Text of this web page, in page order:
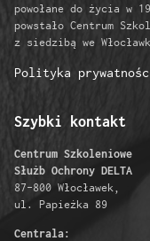
powołane do życia w
powstało Centrum
z siedzibą we
Polityka
Szybki kontakt
Centrum Szkoleniowe
Służb Ochrony DELTA
87-800 Włocławek,
ul. Papieżka 89
Centrala: